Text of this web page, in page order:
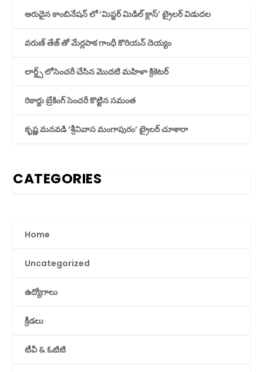
అరుదైన కాంబినేషన్ లో ‘మిస్టర్ మిడిల్ క్లాస్’ ట్రైలర్ విడుదల
వరుణ్ తేజ్ తో మేర్లపాక గాంధీ కొరియన్ దెయ్యం
లార్డ్స్ లోసెంచరీ చేసిన మొదటి మహిళా క్రికెటర్
రికార్డు బ్రేకింగ్ సెంచరీ కొట్టిన సమంత
కృష్ణ మనవడి ‘శ్రీనివాస మంగాపురం’ ట్రైలర్ చూశారా
CATEGORIES
Home
Uncategorized
ఉద్యోగాలు
క్రీడలు
టీవీ & ఓటిటి